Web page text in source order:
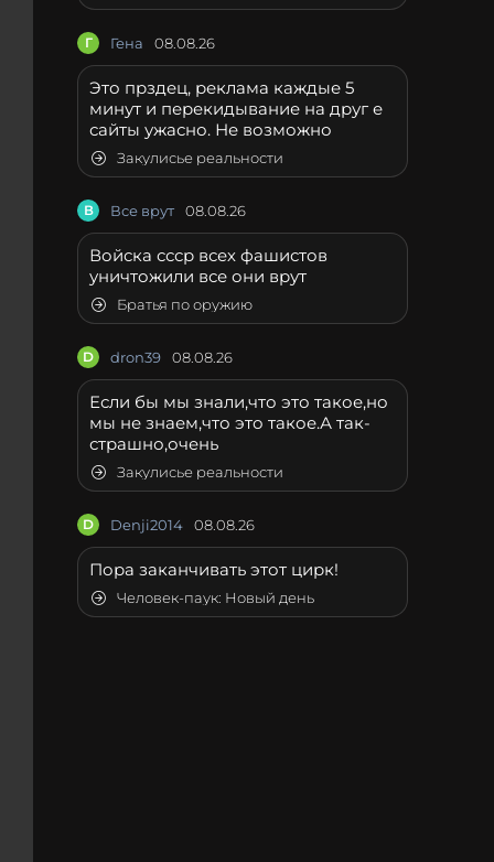
Г Гена 08.08.26
Это прздец, реклама каждые 5
минут и перекидывание на друг е
сайты ужасно. Не возможно
Закулисье реальности
В Все врут 08.08.26
Войска ссср всех фашистов
уничтожили все они врут
Братья по оружию
D dron39 08.08.26
Если бы мы знали,что это такое,но
мы не знаем,что это такое.А так-
страшно,очень
Закулисье реальности
D Denji2014 08.08.26
Пора заканчивать этот цирк!
Человек-паук: Новый день